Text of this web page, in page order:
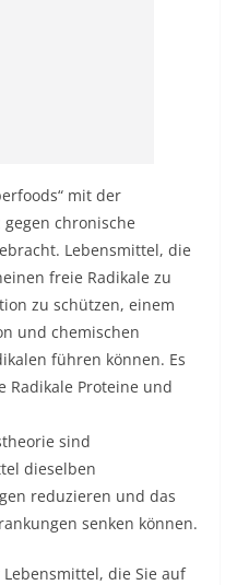
mit der
chronische
Lebensmittel, die
freie Radikale zu
zu schützen, einem
und chemischen
führen können. Es
Radikale Proteine ​​​​und
sind
dieselben
reduzieren und das
senken können.
die Sie auf